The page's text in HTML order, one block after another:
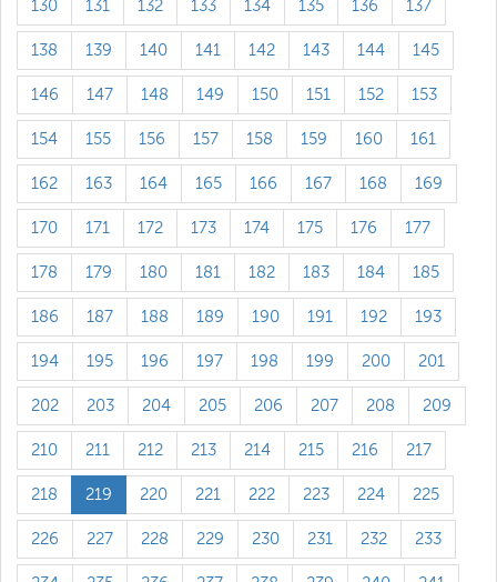
130 131 132 133 134 135 136 137
138 139 140 141 142 143 144 145
146 147 148 149 150 151 152 153
154 155 156 157 158 159 160 161
162 163 164 165 166 167 168 169
170 171 172 173 174 175 176 177
178 179 180 181 182 183 184 185
186 187 188 189 190 191 192 193
194 195 196 197 198 199 200 201
202 203 204 205 206 207 208 209
210 211 212 213 214 215 216 217
218 219 220 221 222 223 224 225
226 227 228 229 230 231 232 233